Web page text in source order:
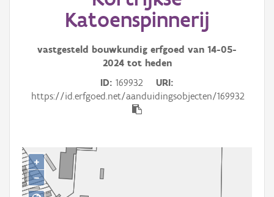
Hergebruik
Aanmelden
Katoenspinnerij
vastgesteld bouwkundig erfgoed van 14-05-
2024tot heden
ID 169932
URI
https://id.erfgoed.net/aanduidingsobjecten/169932
+
−